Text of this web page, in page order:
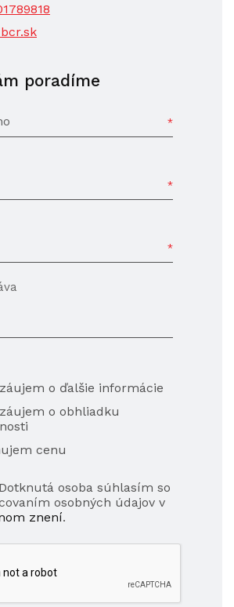
poradíme
o ďalšie informácie
o obhliadku
cenu
osoba súhlasím so
osobných údajov v
znení.